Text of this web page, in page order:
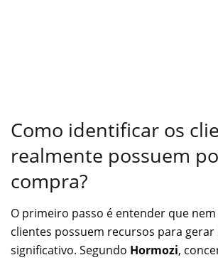
Como identificar os
realmente possuem
compra?
O primeiro passo é entender que
clientes possuem recursos para gerar
significativo. Segundo Hormozi,